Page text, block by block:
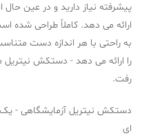
پیشرفته نیاز دارید و در عین حال
ارائه می دهد. کاملاً طراحی شده
به راحتی با هر اندازه دست
را ارائه می دهد - دستکش نیتریل
رفت.
دستکش نیتریل آزمایشگاهی - یک
ای